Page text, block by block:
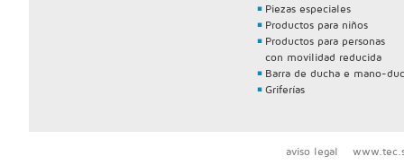
Piezas especiales
Productos para niños
Productos para personas
con movilidad reducida
Barra de ducha e mano-
Griferías
aviso legal